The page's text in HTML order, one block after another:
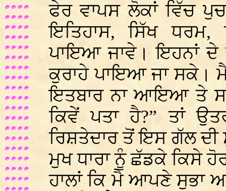
ਫੇਰ ਵਾਪਸ ਲੋਕਾਂ ਵਿੱਚ
ਇਤਿਹਾਸ, ਸਿੱਖ
ਪਾਇਆ ਜਾਵੇ। ਇਹਨਾਂ ਦੇ
ਕੁਰਾਹੇ ਪਾਇਆ ਜਾ ਸਕੇ।
ਇਤਬਾਰ ਨਾ ਆਇਆ ਤੇ
ਕਿਵੇਂ ਪਤਾ ਹੈ?” ਤਾਂ
ਰਿਸ਼ਤੇਦਾਰ ਤੋਂ ਇਸ ਗੱਲ ਦੀ
ਮੁਖ ਧਾਰਾ ਨੂੰ ਛੱਡਕੇ ਕਿਸੇ
ਹਾਲਾਂ ਕਿ ਮੈ ਆਪਣੇ ਸੁਭਾ